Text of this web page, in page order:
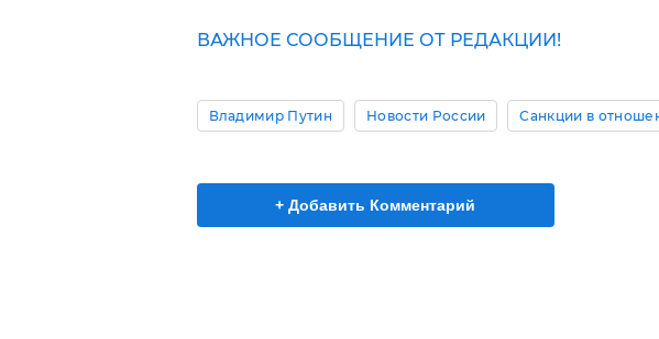
ВАЖНОЕ СООБЩЕНИЕ ОТ РЕДАКЦИИ!
Владимир Путин Новости России Санкции в
+ Добавить Комментарий